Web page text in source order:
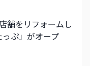
舗をリフォームし
ぷ」がオープ